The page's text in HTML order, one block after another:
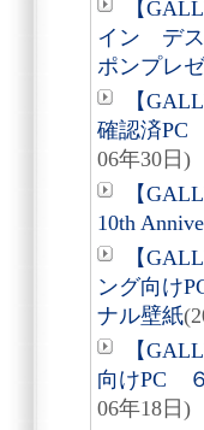
【
イン デス
ポンプレ
【
確認済PC
06年30日)
【
10th
【
ング向け
ナル壁紙
【
向けPC
06年18日)